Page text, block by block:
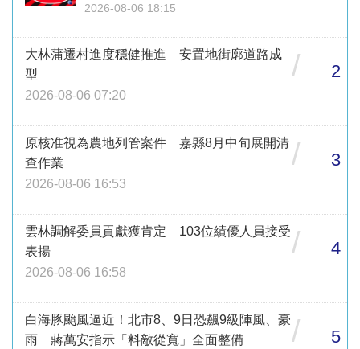
2026-08-06 18:15
大林蒲遷村進度穩健推進 安置地街廓道路成
型
2026-08-06 07:20
/ 2
原核准視為農地列管案件 嘉縣8月中旬展開清
查作業
2026-08-06 16:53
/ 3
雲林調解委員貢獻獲肯定 103位績優人員接受
表揚
2026-08-06 16:58
/ 4
白海豚颱風逼近！北市8、9日恐飆9級陣風、豪
雨 蔣萬安指示「料敵從寬」全面整備
/ 5